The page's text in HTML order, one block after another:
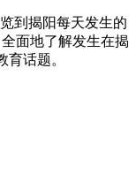
到揭阳每天发生的
面地了解发生在揭
话题。